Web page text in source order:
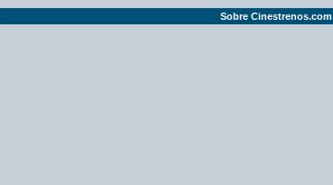
Sobre Cinestrenos.com